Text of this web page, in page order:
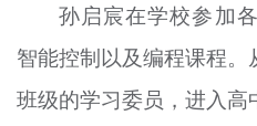
孙启宸在学校参加
智能控制以及编程课程。
班级的学习委员，进入高